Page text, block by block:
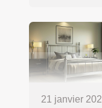
21 janvier